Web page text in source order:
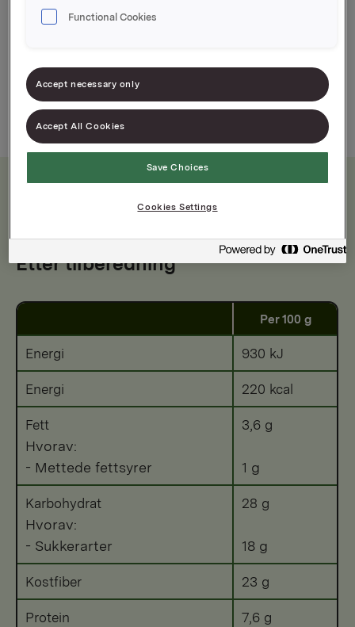
Næringsinnhold
Etter tilberedning
Per 100 g
Energi 930 kJ
Energi 220 kcal
Fett
Hvorav:
- Mettede fettsyrer
3,6 g
1 g
Karbohydrat
Hvorav:
- Sukkerarter
28 g
18 g
Kostfiber 23 g
Protein 7,6 g
Functional Cookies
Accept necessary only
Accept All Cookies
Save Choices
Cookies Settings